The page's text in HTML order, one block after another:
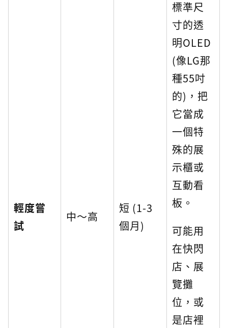
輕度嘗
試
中～高
短 (1-3
個月)
標準尺
寸的透
明OLED
(像LG那
種55吋
的)，把
它當成
一個特
殊的展
示櫃或
互動看
板。
可能用
在快閃
店、展
覽攤
位，或
是店裡